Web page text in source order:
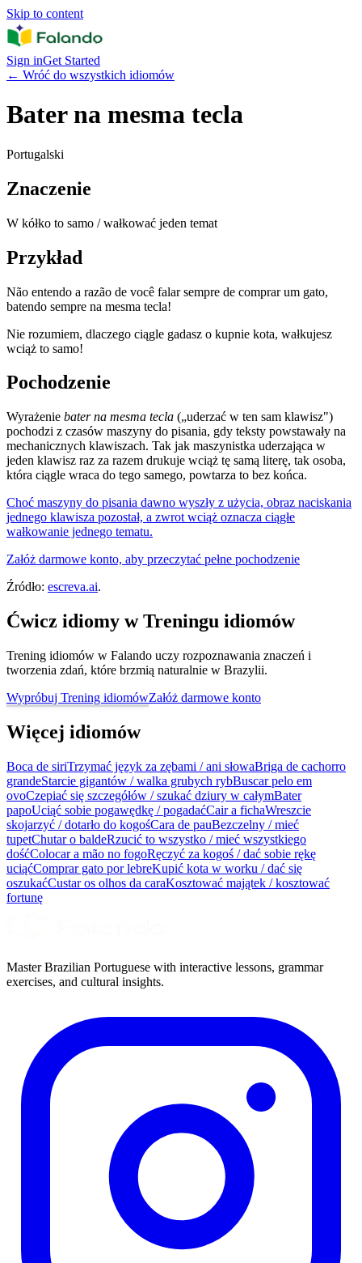
Skip to content
Sign inGet Started
← Wróć do wszystkich idiomów
Bater na mesma tecla
Portugalski
Znaczenie
W kółko to samo / wałkować jeden temat
Przykład
Não entendo a razão de você falar sempre de comprar um gato,
batendo sempre na mesma tecla!
Nie rozumiem, dlaczego ciągle gadasz o kupnie kota, wałkujesz
wciąż to samo!
Pochodzenie
Wyrażenie bater na mesma tecla („uderzać w ten sam klawisz")
pochodzi z czasów maszyny do pisania, gdy teksty powstawały na
mechanicznych klawiszach. Tak jak maszynistka uderzająca w
jeden klawisz raz za razem drukuje wciąż tę samą literę, tak osoba,
która ciągle wraca do tego samego, powtarza to bez końca.
Choć maszyny do pisania dawno wyszły z użycia, obraz naciskania
jednego klawisza pozostał, a zwrot wciąż oznacza ciągłe
wałkowanie jednego tematu.
Załóż darmowe konto, aby przeczytać pełne pochodzenie
Źródło: escreva.ai.
Ćwicz idiomy w Treningu idiomów
Trening idiomów w Falando uczy rozpoznawania znaczeń i
tworzenia zdań, które brzmią naturalnie w Brazylii.
Wypróbuj Trening idiomówZałóż darmowe konto
Więcej idiomów
Boca de siriTrzymać język za zębami / ani słowaBriga de cachorro
grandeStarcie gigantów / walka grubych rybBuscar pelo em
ovoCzepiać się szczegółów / szukać dziury w całymBater
papoUciąć sobie pogawędkę / pogadaćCair a fichaWreszcie
skojarzyć / dotarło do kogośCara de pauBezczelny / mieć
tupetChutar o baldeRzucić to wszystko / mieć wszystkiego
dośćColocar a mão no fogoRęczyć za kogoś / dać sobie rękę
uciąćComprar gato por lebreKupić kota w worku / dać się
oszukaćCustar os olhos da caraKosztować majątek / kosztować
fortunę
Master Brazilian Portuguese with interactive lessons, grammar
exercises, and cultural insights.